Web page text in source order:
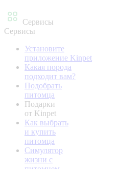
Сервисы
Сервисы
Установите
приложение Kinpet
Какая порода
подходит вам?
Подобрать
питомца
Подарки
от Kinpet
Как выбрать
и купить
питомца
Симулятор
жизни с